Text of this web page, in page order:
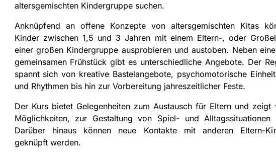
altersgemischten Kindergruppe suchen.
Anknüpfend an offene Konzepte von altersgemischten Kitas
Kinder zwischen 1,5 und 3 Jahren mit einem Eltern-, oder
einer großen Kindergruppe ausprobieren und austoben. Neben
gemeinsamen Frühstück gibt es unterschiedliche Angebote. Der
spannt sich von kreative Bastelangebote, psychomotorische
und Rhythmen bis hin zur Vorbereitung jahreszeitlicher Feste.
Der Kurs bietet Gelegenheiten zum Austausch für Eltern und zeigt
Möglichkeiten, zur Gestaltung von Spiel- und
Darüber hinaus können neue Kontakte mit anderen Eltern-
geknüpft werden.